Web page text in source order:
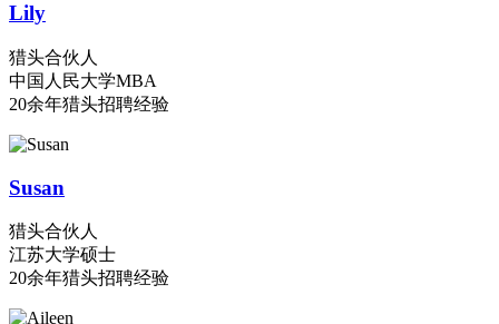
Lily
猎头合伙人
中国人民大学MBA
20余年猎头招聘经验
Susan
猎头合伙人
江苏大学硕士
20余年猎头招聘经验